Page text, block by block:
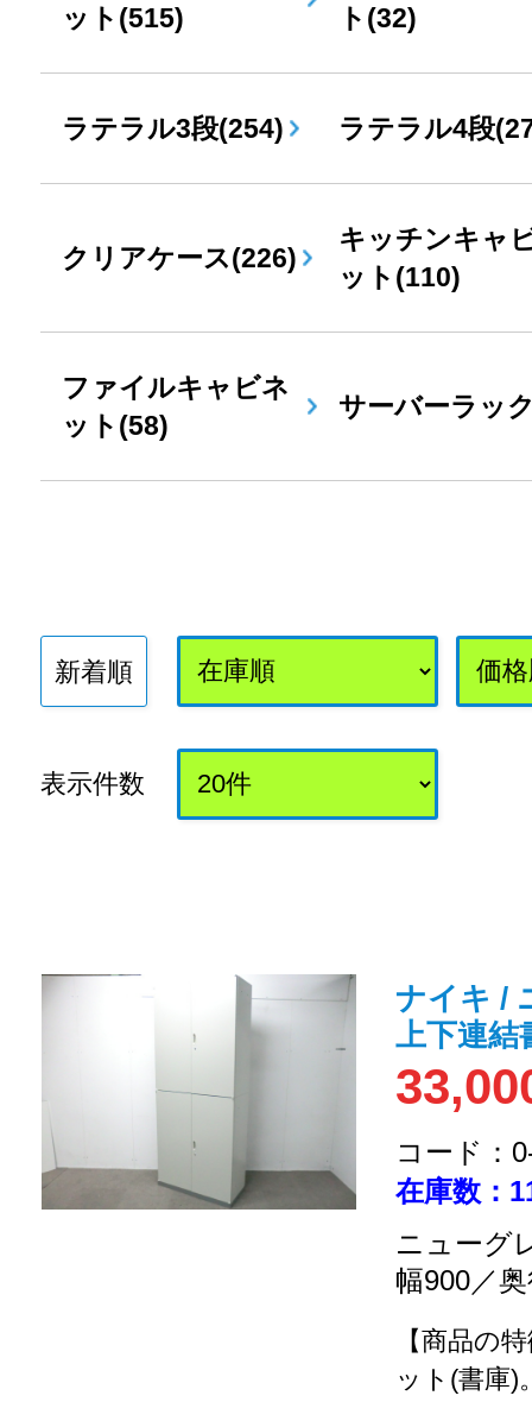
ット(515)
ト(32)
ラテラル3段(254) ラテラル4段
クリアケース(226)
キッチンキャ
ット(110)
ファイルキャビネ
ット(58)
サーバーラッ
新着順
表示件数
ナイキ /
上下連結
コード：
在庫数：
ニューグ
幅900／
【商品の
ット(書庫)